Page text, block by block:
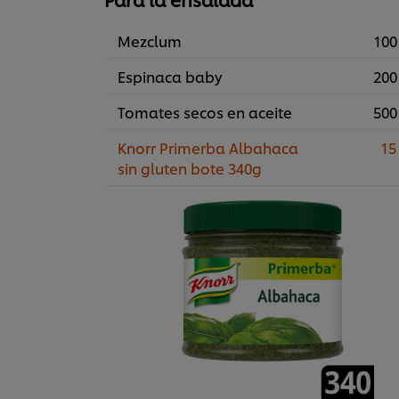
Mezclum
Espinaca baby
Tomates secos en aceite
Knorr Primerba Albahaca
sin gluten bote 340g